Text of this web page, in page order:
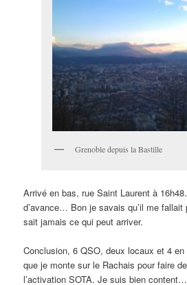
Grenoble depuis la Bastille
Arrivé en bas, rue Saint Laurent à
d’avance… Bon je savais qu’il me
sait jamais ce qui peut arriver.
Conclusion, 6 QSO, deux locaux et 4
que je monte sur le Rachais pour faire
l’activation SOTA. Je suis bien